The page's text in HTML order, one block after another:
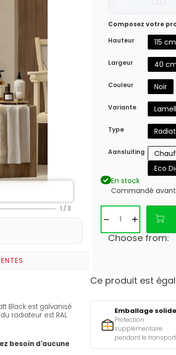
1 /3
Black est galvanisé
radiateur est RAL
besoin d'aucune
Composez votre
Hauteur
115 cm
Largeur 40
Couleur Noir
Variante
Type
Aansluiting
Eco
En stock
Commandé avant
Choose from:
Ce produit est
Emballage solide
Protection
supplémentaire
pendant le transport